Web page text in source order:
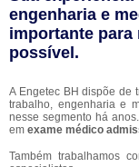
engenharia e
importante para
possível.
A Engetec BH dispõe de
trabalho, engenharia e
nesse segmento há
em exame médico
Também trabalhamos